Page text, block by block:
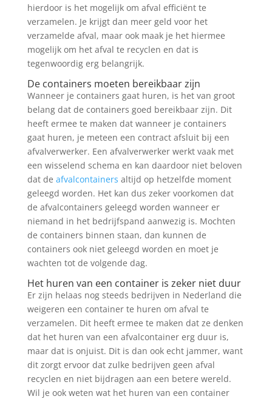
hierdoor is het mogelijk om afval efficiënt te
verzamelen. Je krijgt dan meer geld voor het
verzamelde afval, maar ook maak je het hiermee
mogelijk om het afval te recyclen en dat is
tegenwoordig erg belangrijk.
De containers moeten bereikbaar zijn
Wanneer je containers gaat huren, is het van groot
belang dat de containers goed bereikbaar zijn. Dit
heeft ermee te maken dat wanneer je containers
gaat huren, je meteen een contract afsluit bij een
afvalverwerker. Een afvalverwerker werkt vaak met
een wisselend schema en kan daardoor niet beloven
dat de afvalcontainers altijd op hetzelfde moment
geleegd worden. Het kan dus zeker voorkomen dat
de afvalcontainers geleegd worden wanneer er
niemand in het bedrijfspand aanwezig is. Mochten
de containers binnen staan, dan kunnen de
containers ook niet geleegd worden en moet je
wachten tot de volgende dag.
Het huren van een container is zeker niet duur
Er zijn helaas nog steeds bedrijven in Nederland die
weigeren een container te huren om afval te
verzamelen. Dit heeft ermee te maken dat ze denken
dat het huren van een afvalcontainer erg duur is,
maar dat is onjuist. Dit is dan ook echt jammer, want
dit zorgt ervoor dat zulke bedrijven geen afval
recyclen en niet bijdragen aan een betere wereld.
Wil je ook weten wat het huren van een container